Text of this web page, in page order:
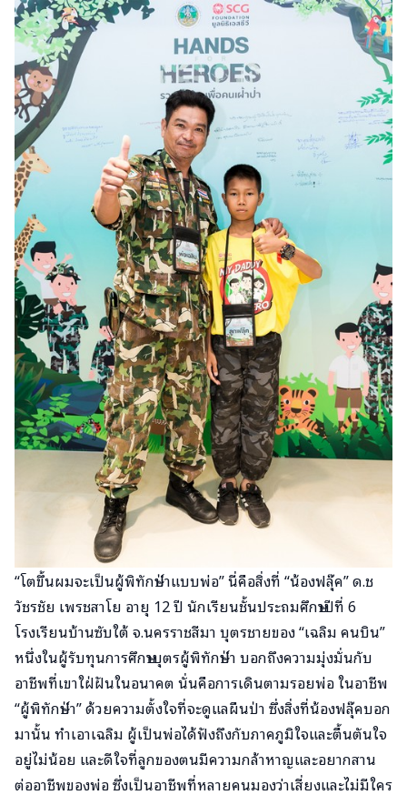
“โตขึ้นผมจะเป็นผู้พิทักษ์ป่าแบบพ่อ” นี่คือสิ่งที่ “น้องฟลุ๊ค” ด.ช
วัชรชัย เพรชสาโย อายุ 12 ปี นักเรียนชั้นประถมศึกษาปีที่ 6
โรงเรียนบ้านซับใต้ จ.นครราชสีมา บุตรชายของ “เฉลิม คนบิน”
หนึ่งในผู้รับทุนการศึกษาบุตรผู้พิทักษ์ป่า บอกถึงความมุ่งมั่นกับ
อาชีพที่เขาใฝ่ฝันในอนาคต นั่นคือการเดินตามรอยพ่อ ในอาชีพ
“ผู้พิทักษ์ป่า” ด้วยความตั้งใจที่จะดูแลผืนป่า ซึ่งสิ่งที่น้องฟลุ๊คบอก
มานั้น ทำเอาเฉลิม ผู้เป็นพ่อได้ฟังถึงกับภาคภูมิใจและตื้นตันใจ
อยู่ไม่น้อย และดีใจที่ลูกของตนมีความกล้าหาญและอยากสาน
ต่ออาชีพของพ่อ ซึ่งเป็นอาชีพที่หลายคนมองว่าเสี่ยงและไม่มีใคร